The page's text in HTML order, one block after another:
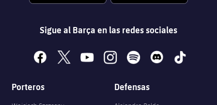
Sigue al Barça en las redes sociales
facebook
x youtubeinstagramspotify discord tiktok
Porteros Defensas